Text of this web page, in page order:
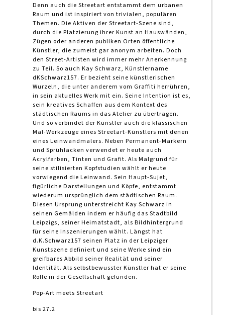
Denn auch die Streetart entstammt dem urbanen
Raum und ist inspiriert von trivialen, populären
Themen. Die Aktiven der Streetart-Szene sind,
durch die Platzierung ihrer Kunst an Hauswänden,
Zügen oder anderen publiken Orten öffentliche
Künstler, die zumeist gar anonym arbeiten. Doch
den Street-Artisten wird immer mehr Anerkennung
zu Teil. So auch Kay Schwarz, Künstlername
dKSchwarz157. Er bezieht seine künstlerischen
Wurzeln, die unter anderem vom Graffiti herrühren,
in sein aktuelles Werk mit ein. Seine Intention ist es,
sein kreatives Schaffen aus dem Kontext des
städtischen Raums in das Atelier zu übertragen.
Und so verbindet der Künstler auch die klassischen
Mal-Werkzeuge eines Streetart-Künstlers mit denen
eines Leinwandmalers. Neben Permanent-Markern
und Sprühlacken verwendet er heute auch
Acrylfarben, Tinten und Grafit. Als Malgrund für
seine stilisierten Kopfstudien wählt er heute
vorwiegend die Leinwand. Sein Haupt-Sujet,
figürliche Darstellungen und Köpfe, entstammt
wiederum ursprünglich dem städtischen Raum.
Diesen Ursprung unterstreicht Kay Schwarz in
seinen Gemälden indem er häufig das Stadtbild
Leipzigs, seiner Heimatstadt, als Bildhintergrund
für seine Inszenierungen wählt. Längst hat
d.K.Schwarz157 seinen Platz in der Leipziger
Kunstszene definiert und seine Werke sind ein
greifbares Abbild seiner Realität und seiner
Identität. Als selbstbewusster Künstler hat er seine
Rolle in der Gesellschaft gefunden.
Pop-Art meets Streetart
bis 27.2